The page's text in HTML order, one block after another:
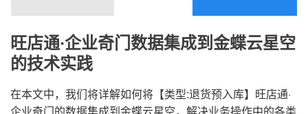
旺店通·企业奇门数据集成到金蝶云星空
的技术实践
在本文中，我们将详解如何将【类型:退货预入库】旺店通·